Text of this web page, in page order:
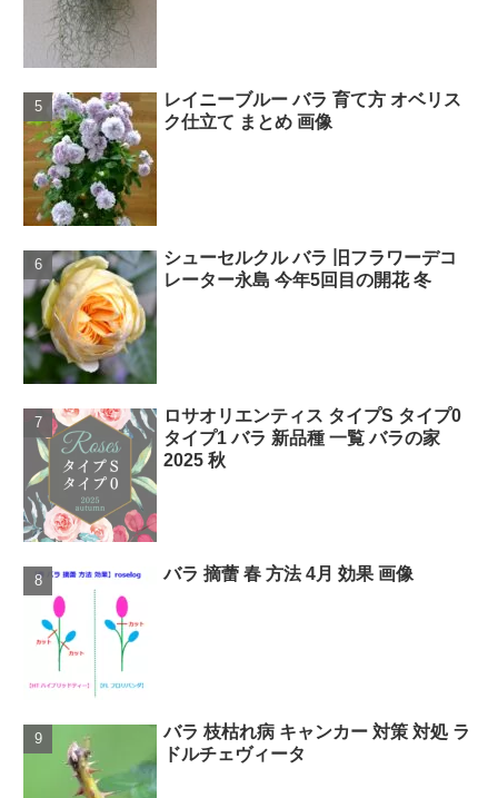
レイニーブルー バラ 育て方 オベリス
ク仕立て まとめ 画像
シューセルクル バラ 旧フラワーデコ
レーター永島 今年5回目の開花 冬
ロサオリエンティス タイプS タイプ0
タイプ1 バラ 新品種 一覧 バラの家
2025 秋
バラ 摘蕾 春 方法 4月 効果 画像
バラ 枝枯れ病 キャンカー 対策 対処 ラ
ドルチェヴィータ